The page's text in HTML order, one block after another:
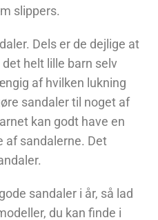
slippers.
Dels er de dejlige at
det helt lille barn selv
af hvilken lukning
sandaler til noget af
kan godt have en
af sandalerne. Det
sandaler i år, så lad
du kan finde i